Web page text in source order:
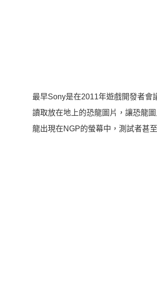
最早Sony是在2011年遊戲開發者會
讀取放在地上的恐龍圖片，讓恐龍
龍出現在NGP的螢幕中，測試者甚